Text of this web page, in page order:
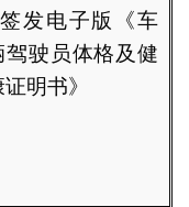
发电子版《车
驾驶员体格及健
证明书》